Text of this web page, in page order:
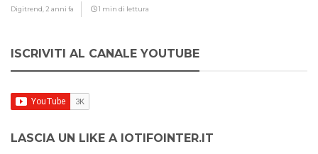
Digitrend, 2 anni fa 1 min di lettura
ISCRIVITI AL CANALE YOUTUBE
LASCIA UN LIKE A IOTIFOINTER.IT